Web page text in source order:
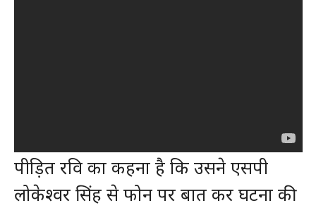
पीड़ित रवि का कहना है कि उसने एसपी
लोकेश्वर सिंह से फोन पर बात कर घटना की